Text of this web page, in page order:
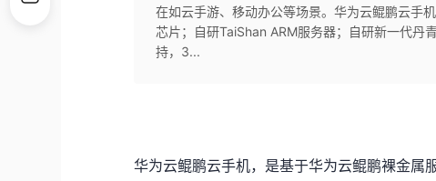
在如云手游、移动办公等场景。华为云鲲鹏云
芯片；自研TaiShan ARM服务器；自研新一代
持，3...
华为云鲲鹏云手机，是基于华为云鲲鹏裸金属